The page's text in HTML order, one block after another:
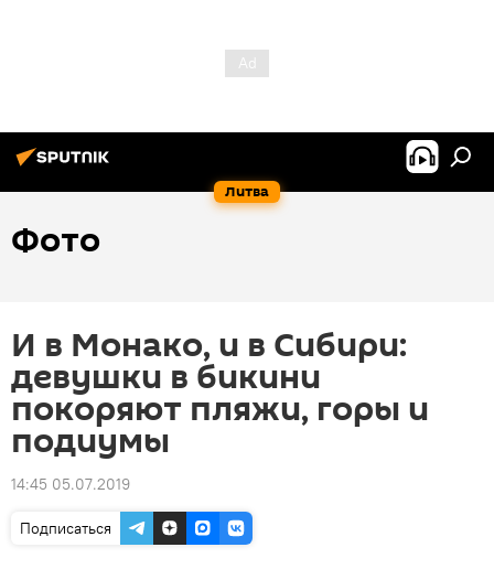
Литва
Фото
И в Монако, и в Сибири:
девушки в бикини
покоряют пляжи, горы и
подиумы
14:45 05.07.2019
Подписаться